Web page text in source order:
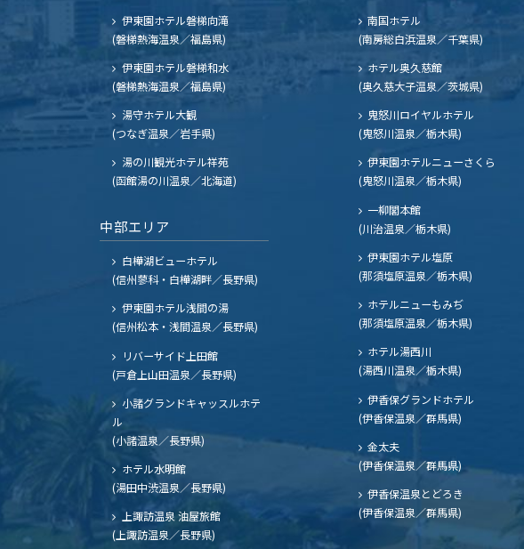
伊東園ホテル磐梯向滝
(磐梯熱海温泉／福島県)
伊東園ホテル磐梯和水
(磐梯熱海温泉／福島県)
湯守ホテル大観
(つなぎ温泉／岩手県)
湯の川観光ホテル祥苑
(函館湯の川温泉／北海道)
中部エリア
白樺湖ビューホテル
(信州蓼科・白樺湖畔／長野県)
伊東園ホテル浅間の湯
(信州松本・浅間温泉／長野県)
リバーサイド上田館
(戸倉上山田温泉／長野県)
小諸グランドキャッスルホテ
ル
(小諸温泉／長野県)
ホテル水明館
(湯田中渋温泉／長野県)
上諏訪温泉 油屋旅館
(上諏訪温泉／長野県)
南国ホテル
(南房総白浜温泉／千葉県)
ホテル奥久慈館
(奥久慈大子温泉／茨城県)
鬼怒川ロイヤルホテル
(鬼怒川温泉／栃木県)
伊東園ホテルニューさくら
(鬼怒川温泉／栃木県)
一柳閣本館
(川治温泉／栃木県)
伊東園ホテル塩原
(那須塩原温泉／栃木県)
ホテルニューもみぢ
(那須塩原温泉／栃木県)
ホテル湯西川
(湯西川温泉／栃木県)
伊香保グランドホテル
(伊香保温泉／群馬県)
金太夫
(伊香保温泉／群馬県)
伊香保温泉とどろき
(伊香保温泉／群馬県)